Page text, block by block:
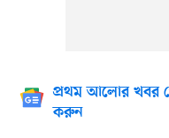
প্রথম আলোর খবর
করুন